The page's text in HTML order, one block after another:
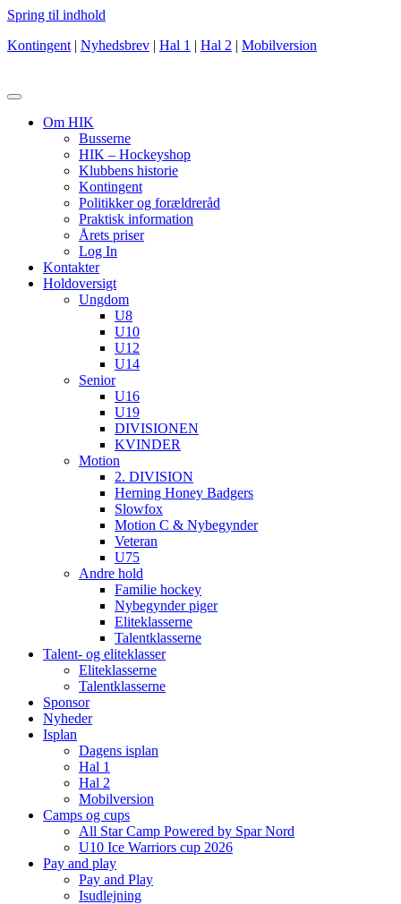
Spring til indhold
Kontingent | Nyhedsbrev | Hal 1 | Hal 2 | Mobilversion
Om HIK
Busserne
HIK – Hockeyshop
Klubbens historie
Kontingent
Politikker og forældreråd
Praktisk information
Årets priser
Log In
Kontakter
Holdoversigt
Ungdom
U8
U10
U12
U14
Senior
U16
U19
DIVISIONEN
KVINDER
Motion
2. DIVISION
Herning Honey Badgers
Slowfox
Motion C & Nybegynder
Veteran
U75
Andre hold
Familie hockey
Nybegynder piger
Eliteklasserne
Talentklasserne
Talent- og eliteklasser
Eliteklasserne
Talentklasserne
Sponsor
Nyheder
Isplan
Dagens isplan
Hal 1
Hal 2
Mobilversion
Camps og cups
All Star Camp Powered by Spar Nord
U10 Ice Warriors cup 2026
Pay and play
Pay and Play
Isudlejning